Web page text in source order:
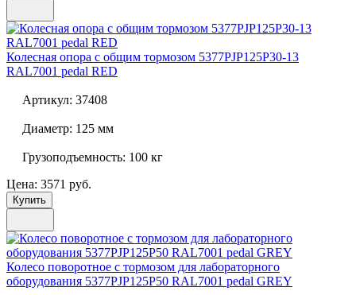
Колесная опора с общим тормозом 5377PJP125P30-13
RAL7001 pedal RED
Артикул: 37408
Диаметр: 125 мм
Грузоподъемность: 100 кг
Цена: 3571 руб.
Купить
Колесо поворотное с тормозом для лабораторного
оборудования 5377PJP125P50 RAL7001 pedal GREY